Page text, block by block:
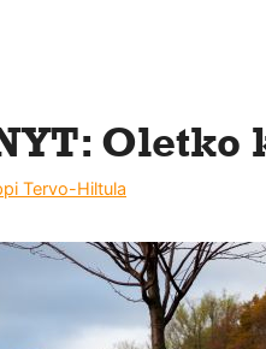
Tervo-Hiltula